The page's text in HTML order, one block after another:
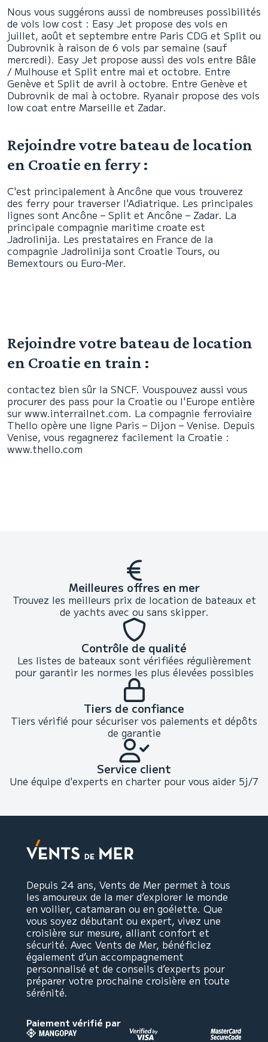
Nous vous suggérons aussi de nombreuses possibilités
de vols low cost : Easy Jet propose des vols en
juillet, août et septembre entre Paris CDG et Split ou
Dubrovnik à raison de 6 vols par semaine (sauf
mercredi). Easy Jet propose aussi des vols entre Bâle
/ Mulhouse et Split entre mai et octobre. Entre
Genève et Split de avril à octobre. Entre Genève et
Dubrovnik de mai à octobre. Ryanair propose des vols
low coat entre Marseille et Zadar.
Rejoindre votre bateau de location
en Croatie en ferry :
C'est principalement à Ancône que vous trouverez
des ferry pour traverser l'Adiatrique. Les principales
lignes sont Ancône – Split et Ancône – Zadar. La
principale compagnie maritime croate est
Jadrolinija. Les prestataires en France de la
compagnie Jadrolinija sont Croatie Tours, ou
Bemextours ou Euro-Mer.
Rejoindre votre bateau de location
en Croatie en train :
contactez bien sûr la SNCF. Vouspouvez aussi vous
procurer des pass pour la Croatie ou l'Europe entière
sur www.interrailnet.com. La compagnie ferroviaire
Thello opère une ligne Paris – Dijon – Venise. Depuis
Venise, vous regagnerez facilement la Croatie :
www.thello.com
Meilleures offres en mer
Trouvez les meilleurs prix de location de bateaux et
de yachts avec ou sans skipper.
Contrôle de qualité
Les listes de bateaux sont vérifiées régulièrement
pour garantir les normes les plus élevées possibles
Tiers de confiance
Tiers vérifié pour sécuriser vos paiements et dépôts
de garantie
Service client
Une équipe d'experts en charter pour vous aider 5j/7
Depuis 24 ans, Vents de Mer permet à tous
les amoureux de la mer d’explorer le monde
en voilier, catamaran ou en goélette. Que
vous soyez débutant ou expert, vivez une
croisière sur mesure, alliant confort et
sécurité. Avec Vents de Mer, bénéficiez
également d’un accompagnement
personnalisé et de conseils d’experts pour
préparer votre prochaine croisière en toute
sérénité.
Paiement vérifié par